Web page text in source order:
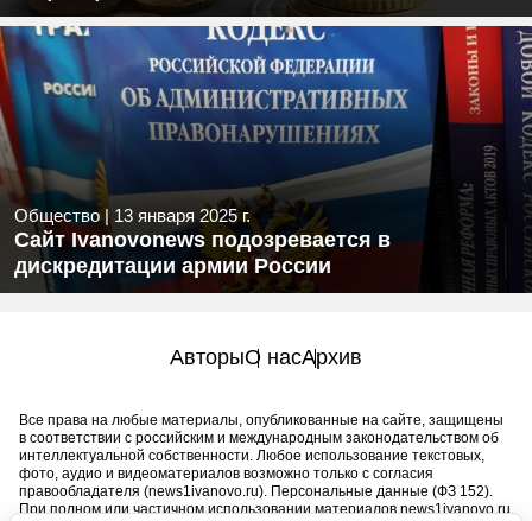
Общество | 13 января 2025 г.
Сайт Ivanovonews подозревается в
дискредитации армии России
АвторыО насАрхив
Все права на любые материалы, опубликованные на сайте, защищены
в соответствии с российским и международным законодательством об
интеллектуальной собственности. Любое использование текстовых,
фото, аудио и видеоматериалов возможно только с согласия
правообладателя (news1ivanovo.ru). Персональные данные (ФЗ 152).
При полном или частичном использовании материалов news1ivanovo.ru